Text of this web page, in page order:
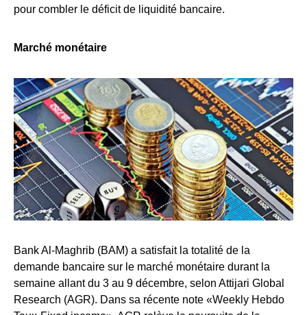
pour combler le déficit de liquidité bancaire.
Marché monétaire
Bank Al-Maghrib (BAM) a satisfait la totalité de la
demande bancaire sur le marché monétaire durant la
semaine allant du 3 au 9 décembre, selon Attijari Global
Research (AGR). Dans sa récente note «Weekly Hebdo